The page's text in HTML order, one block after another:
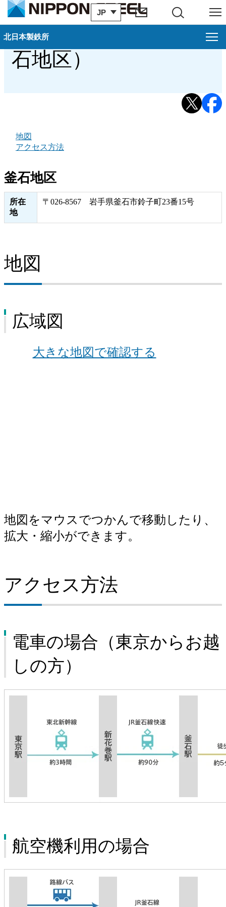
JP
サイト内検索 メニュー
北日本製鉄所
北日本製鉄所
室蘭地区案内
アクセス・地図（釜
石地区）
地図
アクセス方法
釜石地区
所在
地
〒026-8567 岩手県釜石市鈴子町23番15号
地図
広域図
大きな地図で確認する
地図をマウスでつかんで移動したり、
拡大・縮小ができます。
アクセス方法
電車の場合（東京からお越
しの方）
航空機利用の場合